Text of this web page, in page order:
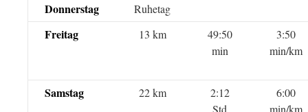
Donnerstag Ruhetag
Freitag 13 km
49:50
min
3:50
min/km
Samstag 22 km
2:12
Std
6:00
min/km